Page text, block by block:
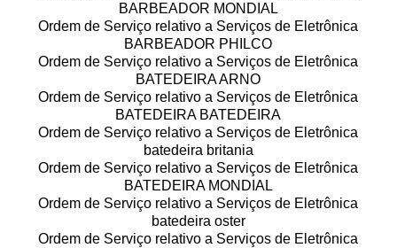
BARBEADOR MONDIAL
Ordem de Serviço relativo a Serviços de Eletrônica
BARBEADOR PHILCO
Ordem de Serviço relativo a Serviços de Eletrônica
BATEDEIRA ARNO
Ordem de Serviço relativo a Serviços de Eletrônica
BATEDEIRA BATEDEIRA
Ordem de Serviço relativo a Serviços de Eletrônica
batedeira britania
Ordem de Serviço relativo a Serviços de Eletrônica
BATEDEIRA MONDIAL
Ordem de Serviço relativo a Serviços de Eletrônica
batedeira oster
Ordem de Serviço relativo a Serviços de Eletrônica